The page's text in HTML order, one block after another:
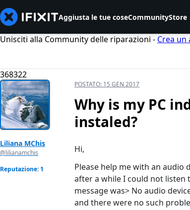
Aggiusta le tue coseCommunityStore
Unisciti alla Community delle riparazioni - Crea un
368322
Liliana MChis
@lilianamchis
Reputazione: 1
POSTATO: 15 GEN 2017
Why is my PC
instaled?
Hi,
Please help me with an audio
after a while I could not listen
message was> No audio
and there were no such